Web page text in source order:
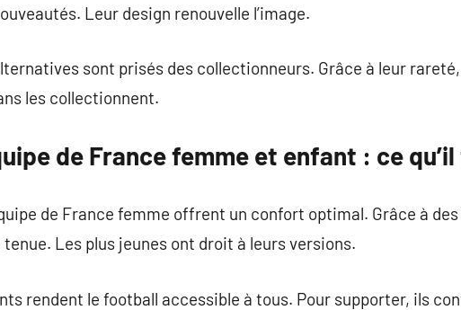
Leur design renouvelle l’image.
sont prisés des collectionneurs. Grâce à leur
les collectionnent.
de France femme et enfant : ce
de France femme offrent un confort optimal. Grâce à
Les plus jeunes ont droit à leurs versions.
rendent le football accessible à tous. Pour supporter, ils